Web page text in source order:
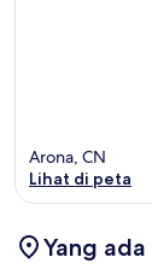
Arona, CN
Lihat di peta
Yang